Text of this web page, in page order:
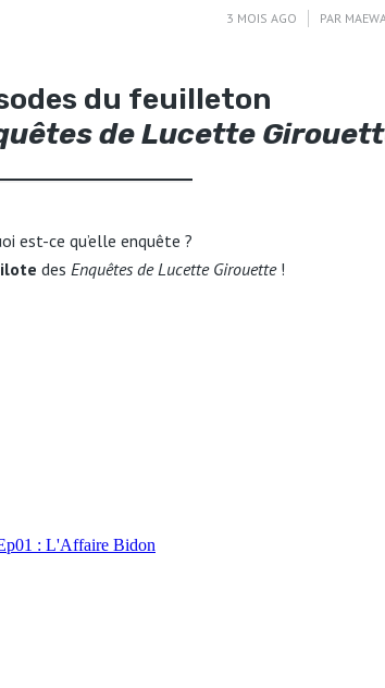
3 MOIS AGO PAR
du feuilleton
de Lucette
est-ce qu’elle enquête ?
des Enquêtes de Lucette Girouette!